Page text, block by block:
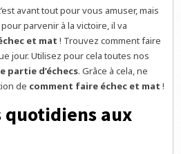
avant tout pour vous amuser, mais
parvenir à la victoire, il va
et mat ! Trouvez comment faire
jour. Utilisez pour cela toutes nos
partie d’échecs. Grâce à cela, ne
de comment faire échec et mat !
quotidiens aux